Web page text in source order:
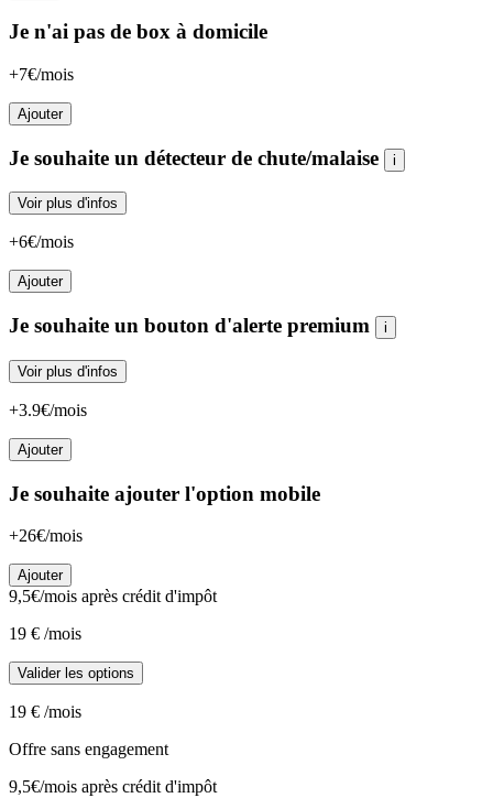
Je n'ai pas de box à domicile
+7€/mois
Ajouter
Je souhaite un détecteur de chute/malaise i
Voir plus d'infos
+6€/mois
Ajouter
Je souhaite un bouton d'alerte premium i
Voir plus d'infos
+3.9€/mois
Ajouter
Je souhaite ajouter l'option mobile
+26€/mois
Ajouter
9,5€/mois après crédit d'impôt
19 € /mois
Valider les options
19 € /mois
Offre sans engagement
9,5€/mois après crédit d'impôt